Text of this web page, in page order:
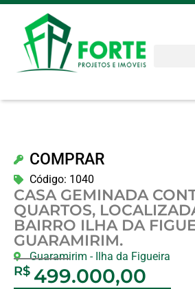
COMPRAR
Código: 1040
CASA GEMINADA
QUARTOS,
BAIRRO ILHA DA
GUARAMIRIM.
Guaramirim - Ilha da Figueira
R$ 499.000,00